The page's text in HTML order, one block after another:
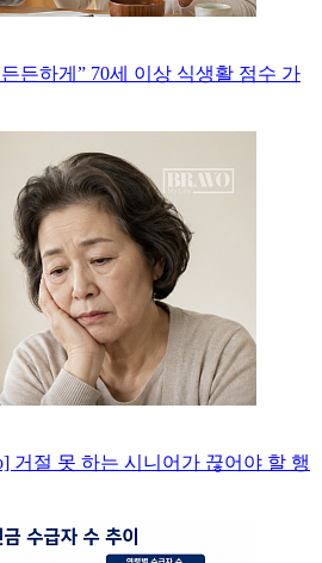
든하게” 70세 이상 식생활 점수 가
거절 못 하는 시니어가 끊어야 할 행